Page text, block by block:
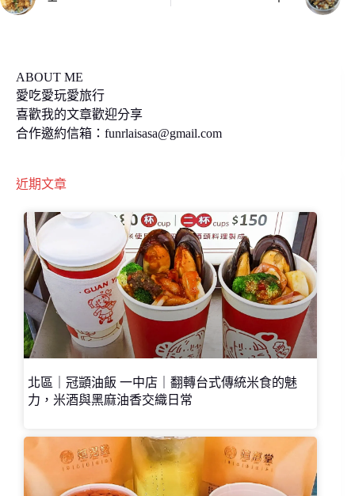
ABOUT ME
愛吃愛玩愛旅行
喜歡我的文章歡迎分享
合作邀約信箱： funrlaisasa@gmail.com
近期文章
北區｜冠顗油飯 一中店｜翻轉台式傳統米食的魅
力，米酒與黑麻油香交織日常